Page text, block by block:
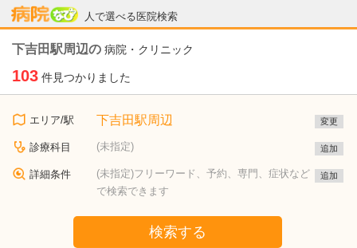
人で選べる医院検索
病院なび
下吉田駅周辺の 病院・クリニック
103 件見つかりました
エリア/駅 下吉田駅周辺 変更
診療科目 (未指定) 追加
詳細条件
(未指定)フリーワード、予約、専門、症状など
で検索できます
追加
検索する